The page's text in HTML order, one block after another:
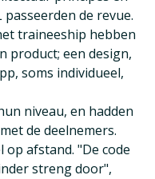
de revue.
traineeship hebben
product; een design,
soms individueel,
niveau, en hadden
de deelnemers.
op afstand. "De code
streng door",